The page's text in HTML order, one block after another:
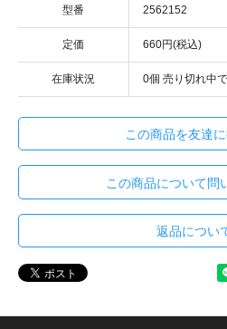
型番 2562152
定価 660円(税込)
在庫状況 0個 売り切れ中
この商品を友達
この商品について問
返品につい